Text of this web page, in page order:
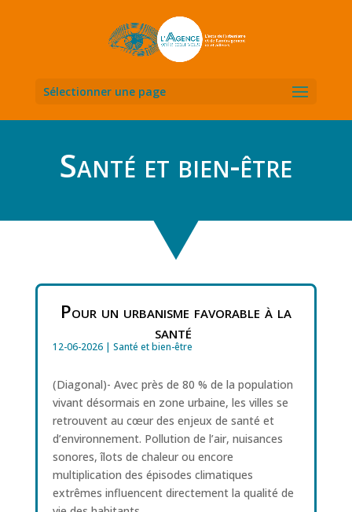
Sélectionner une page
Santé et bien-être
Pour un urbanisme favorable à la
santé
12-06-2026| Santé et bien-être
(Diagonal)- Avec près de 80 % de la population
vivant désormais en zone urbaine, les villes se
retrouvent au cœur des enjeux de santé et
d’environnement. Pollution de l’air, nuisances
sonores, îlots de chaleur ou encore
multiplication des épisodes climatiques
extrêmes influencent directement la qualité de